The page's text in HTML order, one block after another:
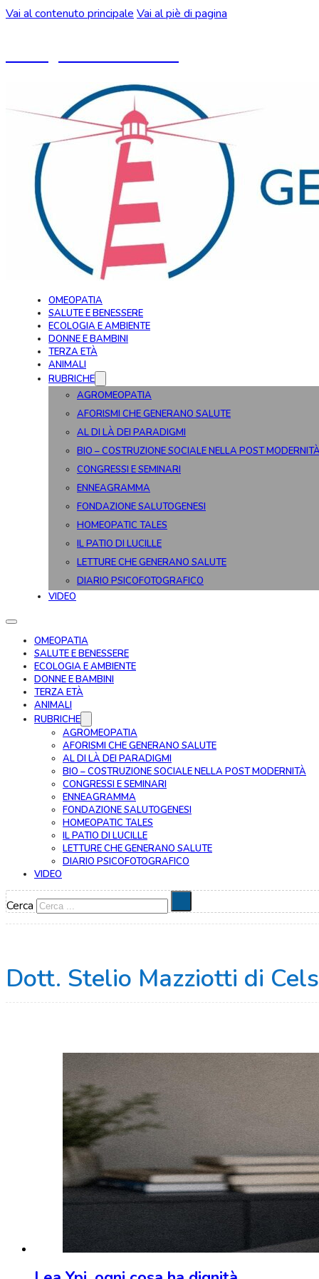
Vai al contenuto principale Vai al piè di pagina
OMEOPATIA
SALUTE E BENESSERE
ECOLOGIA E AMBIENTE
DONNE E BAMBINI
TERZA ETÀ
ANIMALI
RUBRICHE
AGROMEOPATIA
AFORISMI CHE GENERANO SALUTE
AL DI LÀ DEI PARADIGMI
BIO – COSTRUZIONE SOCIALE NELLA POST
CONGRESSI E SEMINARI
ENNEAGRAMMA
FONDAZIONE SALUTOGENESI
HOMEOPATIC TALES
IL PATIO DI LUCILLE
LETTURE CHE GENERANO SALUTE
DIARIO PSICOFOTOGRAFICO
VIDEO
OMEOPATIA
SALUTE E BENESSERE
ECOLOGIA E AMBIENTE
DONNE E BAMBINI
TERZA ETÀ
ANIMALI
RUBRICHE
AGROMEOPATIA
AFORISMI CHE GENERANO SALUTE
AL DI LÀ DEI PARADIGMI
BIO – COSTRUZIONE SOCIALE NELLA POST MODERNITÀ
CONGRESSI E SEMINARI
ENNEAGRAMMA
FONDAZIONE SALUTOGENESI
HOMEOPATIC TALES
IL PATIO DI LUCILLE
LETTURE CHE GENERANO SALUTE
DIARIO PSICOFOTOGRAFICO
VIDEO
Cerca
Dott. Stelio Mazziotti di